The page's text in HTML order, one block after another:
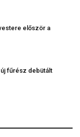
először a
fűrész debütált